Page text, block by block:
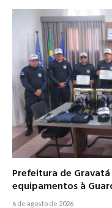
Prefeitura de
equipamentos à
6 de agosto de 2026